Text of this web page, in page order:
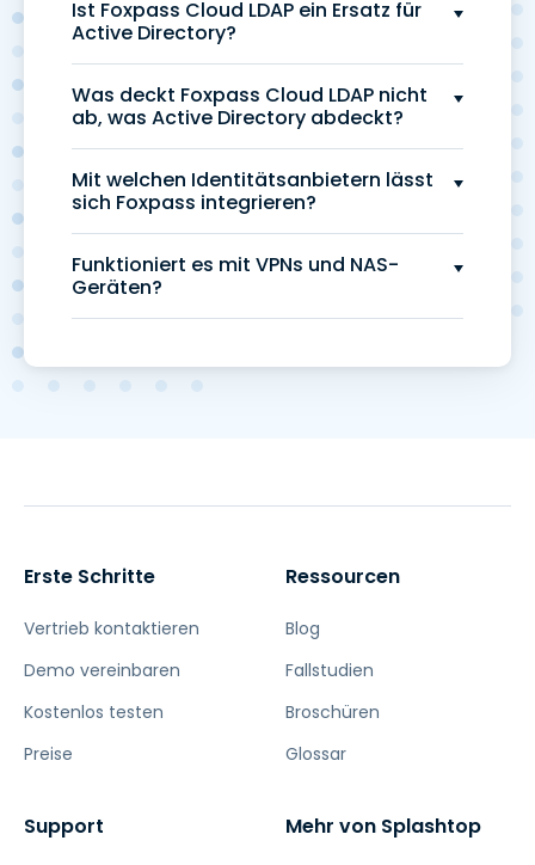
Ist Foxpass Cloud LDAP ein Ersatz für
Active Directory?
Was deckt Foxpass Cloud LDAP nicht
ab, was Active Directory abdeckt?
Mit welchen Identitätsanbietern lässt
sich Foxpass integrieren?
Funktioniert es mit VPNs und NAS-
Geräten?
Erste Schritte
Vertrieb kontaktieren
Demo vereinbaren
Kostenlos testen
Preise
Ressourcen
Blog
Fallstudien
Broschüren
Glossar
Support Mehr von Splashtop